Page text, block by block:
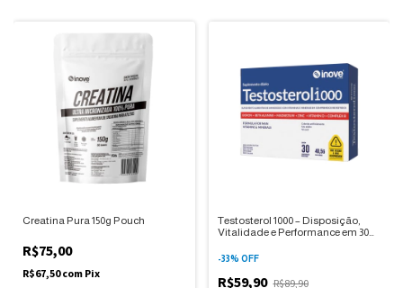
Creatina Pura 150g Pouch
R$75,00
R$67,50com Pix
Testosterol 1000 – Disposição,
Vitalidade e Performance em 30
-33% OFF
R$59,90 R$89,90